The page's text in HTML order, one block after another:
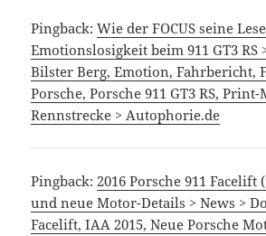
Pingback:Wie der FOCUS seine
Emotionslosigkeit beim 911 GT3 RS
Bilster Berg, Emotion, Fahrbericht,
Porsche, Porsche 911 GT3 RS,
Rennstrecke > Autophorie.de
Pingback:2016 Porsche 911 Facelift
und neue Motor-Details > News >
Facelift, IAA 2015, Neue Porsche